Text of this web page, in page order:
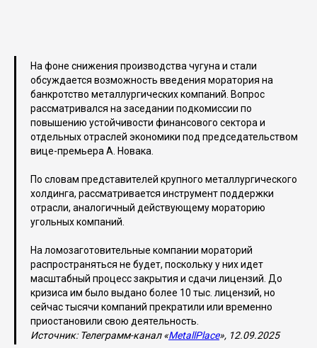
На фоне снижения производства чугуна и стали
обсуждается возможность введения моратория на
банкротство металлургических компаний. Вопрос
рассматривался на заседании подкомиссии по
повышению устойчивости финансового сектора и
отдельных отраслей экономики под председательством
вице-премьера А. Новака.
По словам представителей крупного металлургического
холдинга, рассматривается инструмент поддержки
отрасли, аналогичный действующему мораторию
угольных компаний.
На ломозаготовительные компании мораторий
распространяться не будет, поскольку у них идет
масштабный процесс закрытия и сдачи лицензий. До
кризиса им было выдано более 10 тыс. лицензий, но
сейчас тысячи компаний прекратили или временно
приостановили свою деятельность.
Источник: Телеграмм-канал «MetallPlace», 12.09.2025